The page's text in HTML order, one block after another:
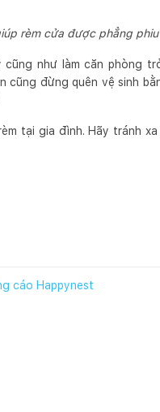
rèm cửa được phẳng phiu
như làm căn phòng
cũng đừng quên vệ sinh
tại gia đình. Hãy tránh